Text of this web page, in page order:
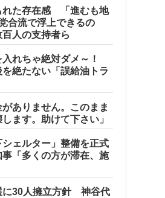
れた存在感 「進むも地
合流で浮上できるの
人の支持者ら
れちゃ絶対ダメ～！
絶たない「誤給油トラ
ありません。このまま
ます。助けて下さい」
ェルター」整備を正式
「多くの方が滞在、施
に30人擁立方針 神谷代